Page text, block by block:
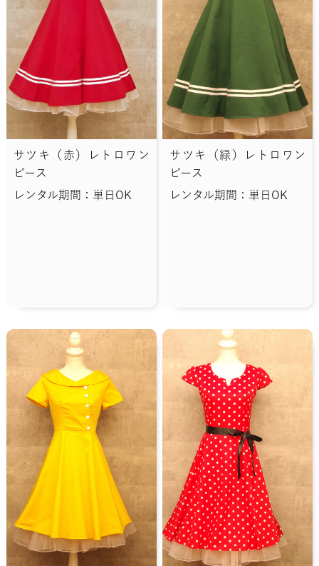
サツキ（赤）レトロワン
ピース
レンタル期間：単日OK
サツキ（緑）レトロワン
ピース
レンタル期間：単日OK